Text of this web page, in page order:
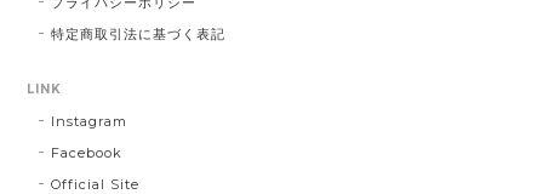
特定商取引法に基づく表記
LINK
Instagram
Facebook
Official Site